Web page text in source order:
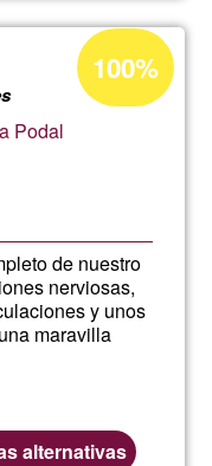
Podal
de nuestro
nerviosas,
y unos
maravilla
alternativas
Acceptance
percentage
100%